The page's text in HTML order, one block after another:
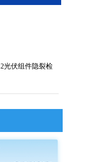
光伏组件隐裂检